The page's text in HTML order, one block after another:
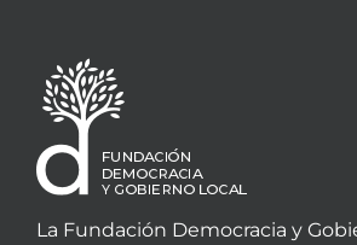
La Fundación Democracia y